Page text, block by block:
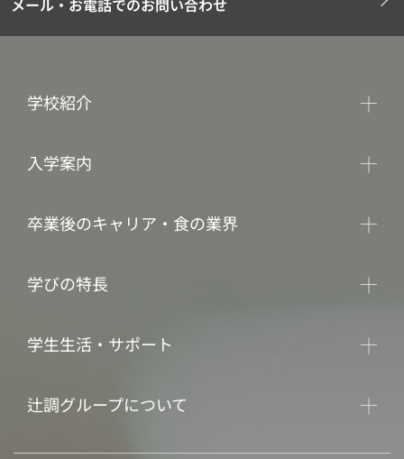
メール・お電話でのお問い合わせ
学校紹介
入学案内
卒業後のキャリア・食の業界
学びの特長
学生生活・サポート
辻調グループについて